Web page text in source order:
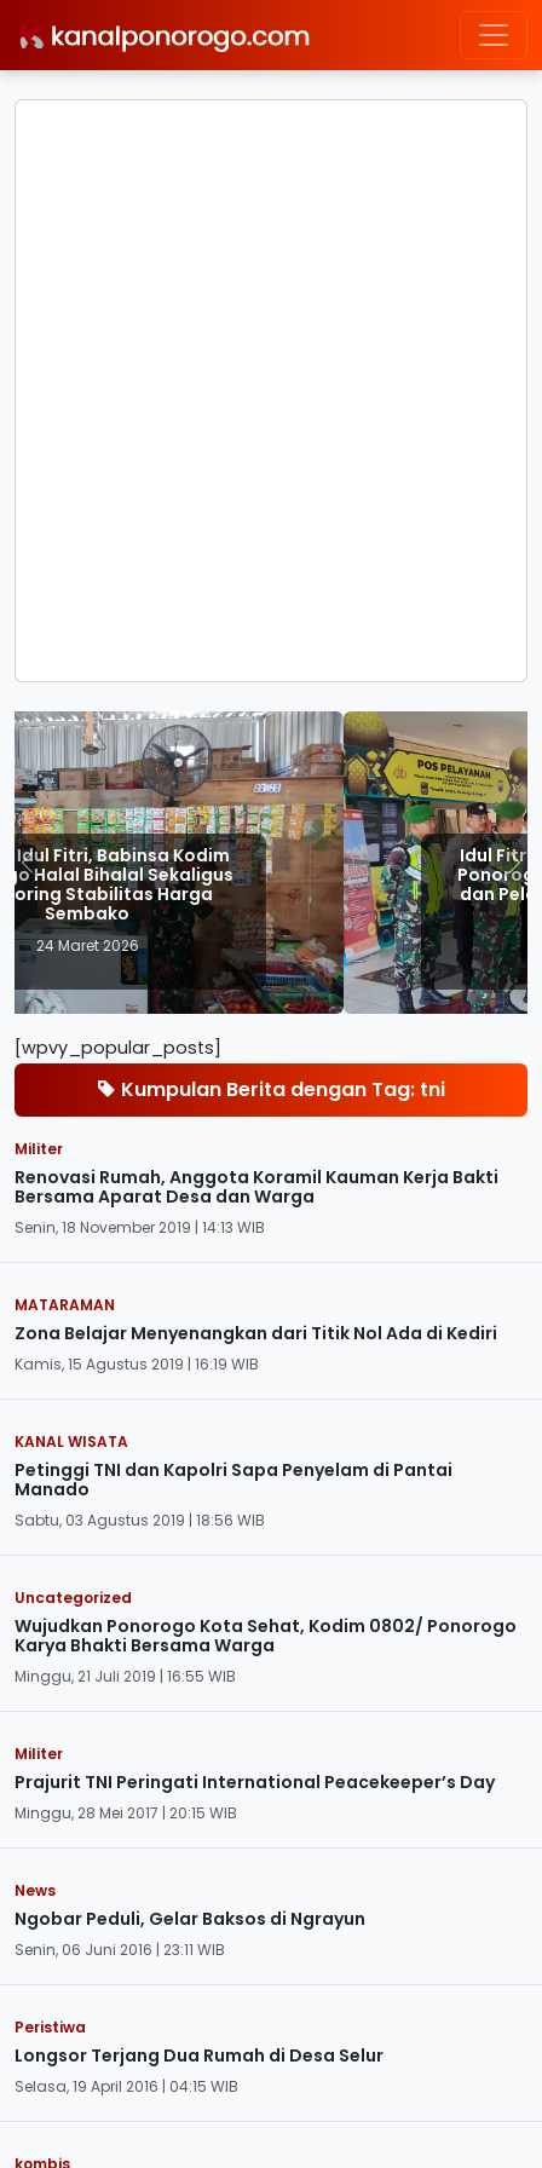
Idul Fitri 1447 H, Anggota Kodim
Ponorogo Perkuat Pengamanan
dan Pelayanan Ketupat Semeru
2026
23 Maret 2026
Previous
[wpvy_popular_posts]
Kumpulan Berita dengan Tag: tni
Militer
Renovasi Rumah, Anggota Koramil Kauman Kerja Bakti
Bersama Aparat Desa dan Warga
Senin, 18 November 2019 | 14:13 WIB
MATARAMAN
Zona Belajar Menyenangkan dari Titik Nol Ada di Kediri
Kamis, 15 Agustus 2019 | 16:19 WIB
KANAL WISATA
Petinggi TNI dan Kapolri Sapa Penyelam di Pantai
Manado
Sabtu, 03 Agustus 2019 | 18:56 WIB
Uncategorized
Wujudkan Ponorogo Kota Sehat, Kodim 0802/ Ponorogo
Karya Bhakti Bersama Warga
Minggu, 21 Juli 2019 | 16:55 WIB
Militer
Prajurit TNI Peringati International Peacekeeper’s Day
Minggu, 28 Mei 2017 | 20:15 WIB
News
Ngobar Peduli, Gelar Baksos di Ngrayun
Senin, 06 Juni 2016 | 23:11 WIB
Peristiwa
Longsor Terjang Dua Rumah di Desa Selur
Selasa, 19 April 2016 | 04:15 WIB
kombis